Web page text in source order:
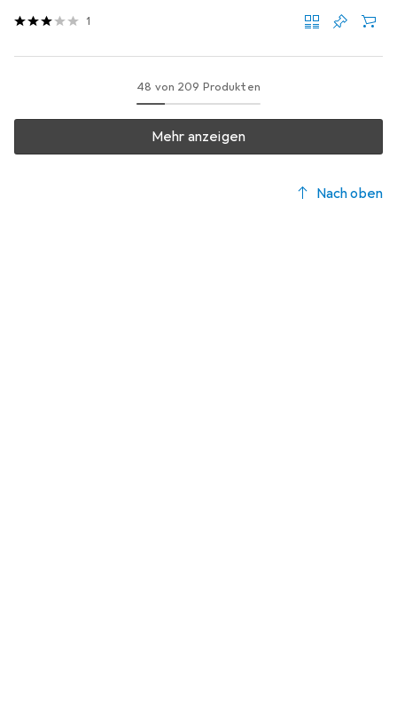
1
48 von 209 Produkten
Mehr anzeigen
Nach oben